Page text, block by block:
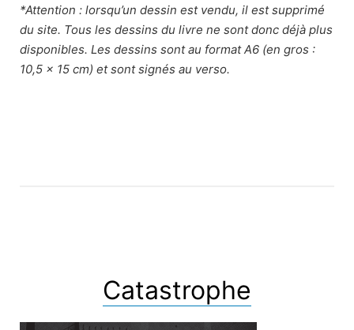
*Attention : lorsqu’un dessin est vendu, il est supprimé
du site. Tous les dessins du livre ne sont donc déjà plus
disponibles. Les dessins sont au format A6 (en gros :
10,5 x 15 cm) et sont signés au verso.
Catastrophe